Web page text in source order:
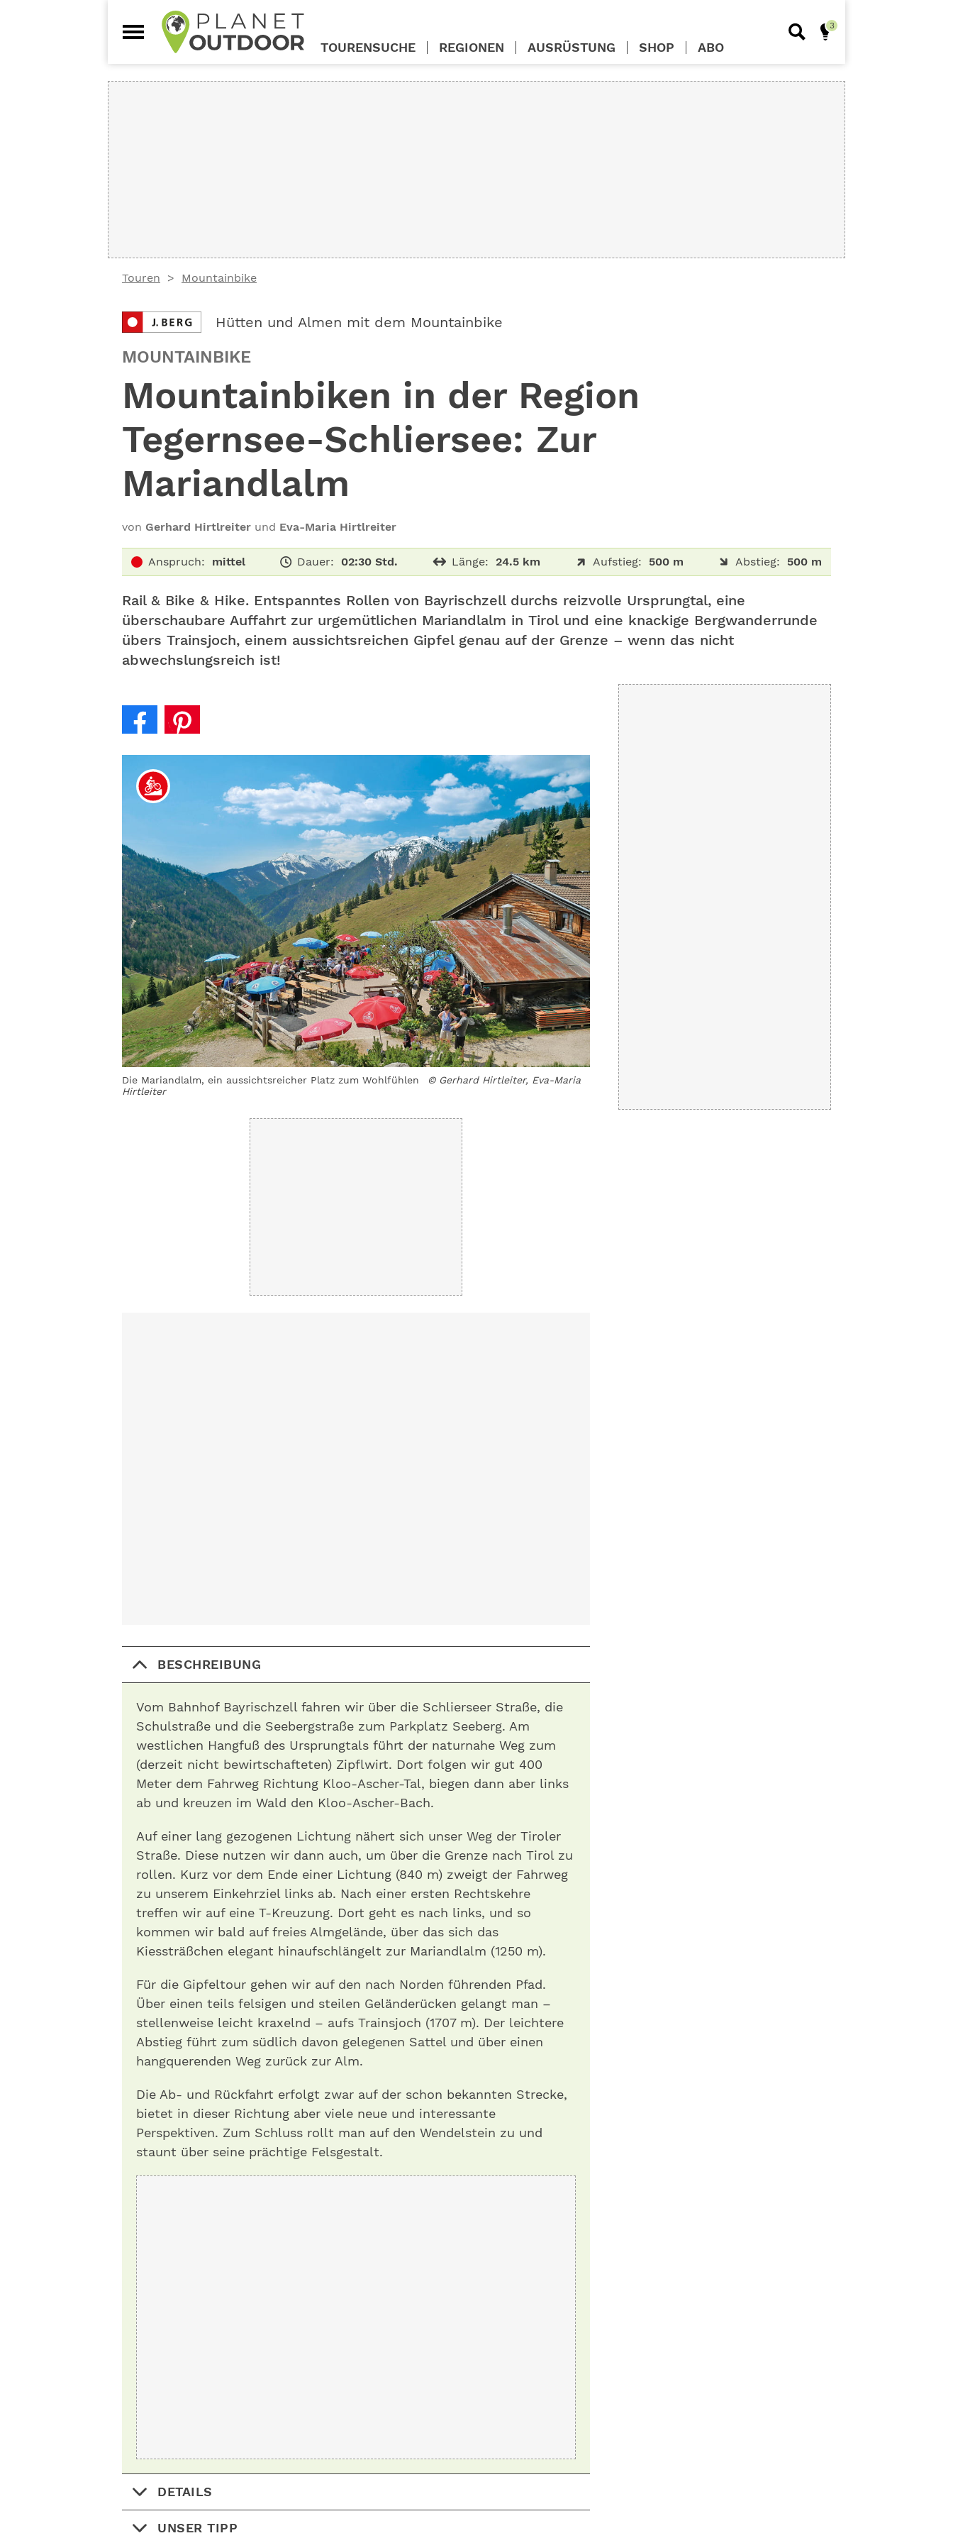
Touren Mountainbike
Hütten und Almen mit dem Mountainbike
MOUNTAINBIKE
Mountainbiken in der Region
Tegernsee-Schliersee: Zur
Mariandlalm
von Gerhard Hirtlreiter und Eva-Maria Hirtlreiter
Anspruch: mittel Dauer: 02:30 Std. Länge: 24.5 km Aufstieg: 500 m Abstieg: 500 m
Rail & Bike & Hike. Entspanntes Rollen von Bayrischzell durchs reizvolle Ursprungtal, eine
überschaubare Auffahrt zur urgemütlichen Mariandlalm in Tirol und eine knackige Bergwanderrunde
übers Trainsjoch, einem aussichtsreichen Gipfel genau auf der Grenze – wenn das nicht
abwechslungsreich ist!
Die Mariandlalm, ein aussichtsreicher Platz zum Wohlfühlen
© Gerhard Hirtleiter, Eva-Maria
Hirtleiter
BESCHREIBUNG
Vom Bahnhof Bayrischzell fahren wir über die Schlierseer Straße, die
Schulstraße und die Seebergstraße zum Parkplatz Seeberg. Am
westlichen Hangfuß des Ursprungtals führt der naturnahe Weg zum
(derzeit nicht bewirtschafteten) Zipflwirt. Dort folgen wir gut 400
Meter dem Fahrweg Richtung Kloo-Ascher-Tal, biegen dann aber links
ab und kreuzen im Wald den Kloo-Ascher-Bach.
Auf einer lang gezogenen Lichtung nähert sich unser Weg der Tiroler
Straße. Diese nutzen wir dann auch, um über die Grenze nach Tirol zu
rollen. Kurz vor dem Ende einer Lichtung (840 m) zweigt der Fahrweg
zu unserem Einkehrziel links ab. Nach einer ersten Rechtskehre
treffen wir auf eine T-Kreuzung. Dort geht es nach links, und so
kommen wir bald auf freies Almgelände, über das sich das
Kiessträßchen elegant hinaufschlängelt zur Mariandlalm (1250 m).
Für die Gipfeltour gehen wir auf den nach Norden führenden Pfad.
Über einen teils felsigen und steilen Geländerücken gelangt man –
stellenweise leicht kraxelnd – aufs Trainsjoch (1707 m). Der leichtere
Abstieg führt zum südlich davon gelegenen Sattel und über einen
hangquerenden Weg zurück zur Alm.
Die Ab- und Rückfahrt erfolgt zwar auf der schon bekannten Strecke,
bietet in dieser Richtung aber viele neue und interessante
Perspektiven. Zum Schluss rollt man auf den Wendelstein zu und
staunt über seine prächtige Felsgestalt.
DETAILS
UNSER TIPP
TOURENSUCHE REGIONEN AUSRÜSTUNG SHOP ABO